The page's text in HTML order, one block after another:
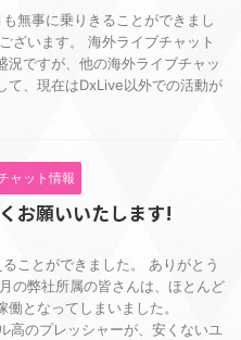
無事に乗りきることができまし
ざいます。 海外ライブチャット
況ですが、他の海外ライブチャッ
て、現在はDxLive以外での活動が
ャット情報
お願いいたします!
ことができました。 ありがとう
の弊社所属の皆さんは、ほとんど
働となってしまいました。
高のプレッシャーが、安くないユ